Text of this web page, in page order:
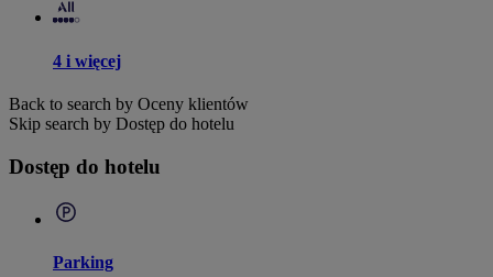
4 i więcej
Back to search by Oceny klientów
Skip search by Dostęp do hotelu
Dostęp do hotelu
Parking